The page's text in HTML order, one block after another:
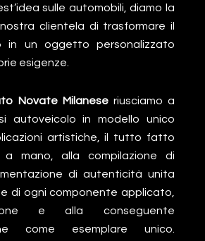
sulle automobili, diamo la
clientela di trasformare il
in un oggetto personalizzato
esigenze.
Novate Milanese riusciamo a
autoveicolo in modello unico
artistiche, il tutto fatto
a mano, alla compilazione di
di autenticità unita
di ogni componente applicato,
e alla conseguente
come esemplare unico.